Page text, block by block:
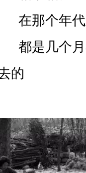
在那个年
都是几个
的